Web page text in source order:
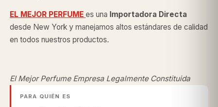
EL MEJOR PERFUME es una Importadora Directa
desde New York y manejamos altos estándares de calidad
en todos nuestros productos.
El Mejor Perfume Empresa Legalmente Constituida
PARA QUIÉN ES